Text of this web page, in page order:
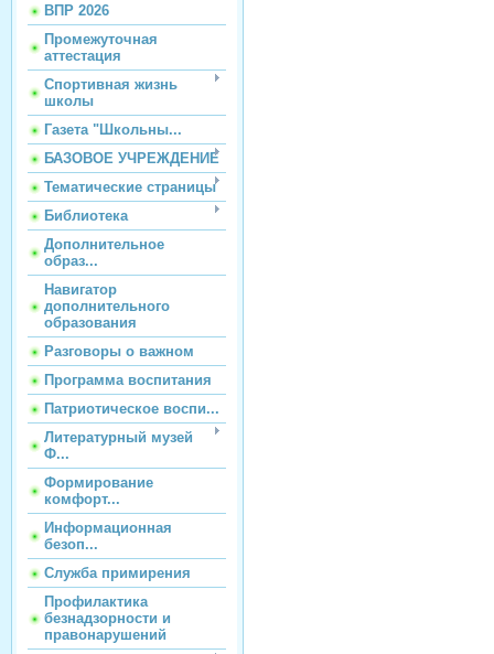
ВПР 2026
Промежуточная
аттестация
Спортивная жизнь
школы
Газета "Школьны...
БАЗОВОЕ УЧРЕЖДЕНИЕ
Тематические страницы
Библиотека
Дополнительное
образ...
Навигатор
дополнительного
образования
Разговоры о важном
Программа воспитания
Патриотическое воспи...
Литературный музей
Ф...
Формирование
комфорт...
Информационная
безоп...
Служба примирения
Профилактика
безнадзорности и
правонарушений